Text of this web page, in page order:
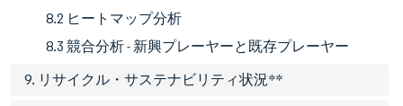
8.2 ヒートマップ分析
8.3 競合分析 - 新興プレーヤーと既存プレーヤー
9. リサイクル・サステナビリティ状況**